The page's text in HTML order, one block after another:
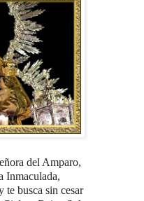
del Amparo,
Inmaculada,
te busca sin cesar